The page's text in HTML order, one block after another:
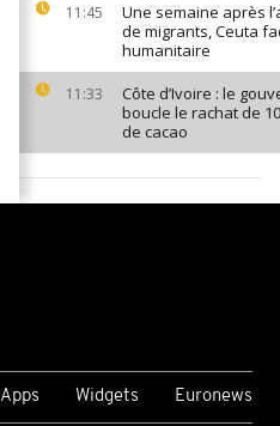
11:45
Une semaine après
de migrants, Ceuta
humanitaire
11:33
Côte d’Ivoire : le
boucle le rachat de
de cacao
Apps Widgets Euronews